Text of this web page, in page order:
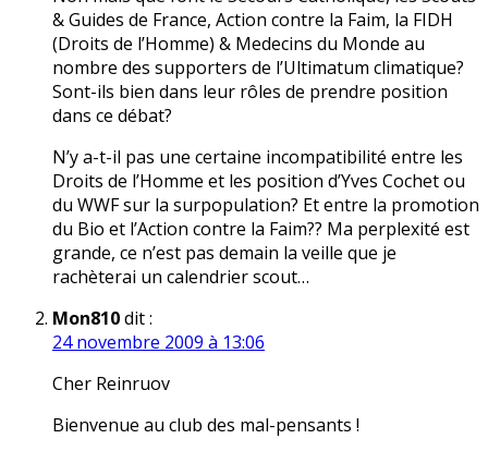
& Guides de France, Action contre la Faim, la FIDH
(Droits de l’Homme) & Medecins du Monde au
nombre des supporters de l’Ultimatum climatique?
Sont-ils bien dans leur rôles de prendre position
dans ce débat?
N’y a-t-il pas une certaine incompatibilité entre les
Droits de l’Homme et les position d’Yves Cochet ou
du WWF sur la surpopulation? Et entre la promotion
du Bio et l’Action contre la Faim?? Ma perplexité est
grande, ce n’est pas demain la veille que je
rachèterai un calendrier scout…
Mon810dit :
24 novembre 2009 à 13:06
Cher Reinruov
Bienvenue au club des mal-pensants !